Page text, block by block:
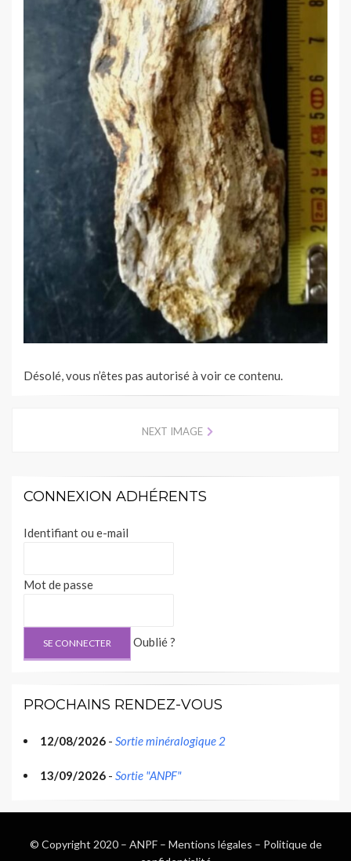
Désolé, vous n’êtes pas autorisé à voir ce contenu.
NEXT IMAGE
CONNEXION ADHÉRENTS
Identifiant ou e-mail
Mot de passe
Oublié ?
PROCHAINS RENDEZ-VOUS
12/08/2026 - Sortie minéralogique 2
13/09/2026 - Sortie "ANPF"
© Copyright 2020 – ANPF– Mentions légales – Politique de